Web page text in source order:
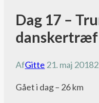
Pacific
Crest
Trail
Dag 17 –
danskertræf
AfGitte 21. maj 2018
Gået i dag – 26 km